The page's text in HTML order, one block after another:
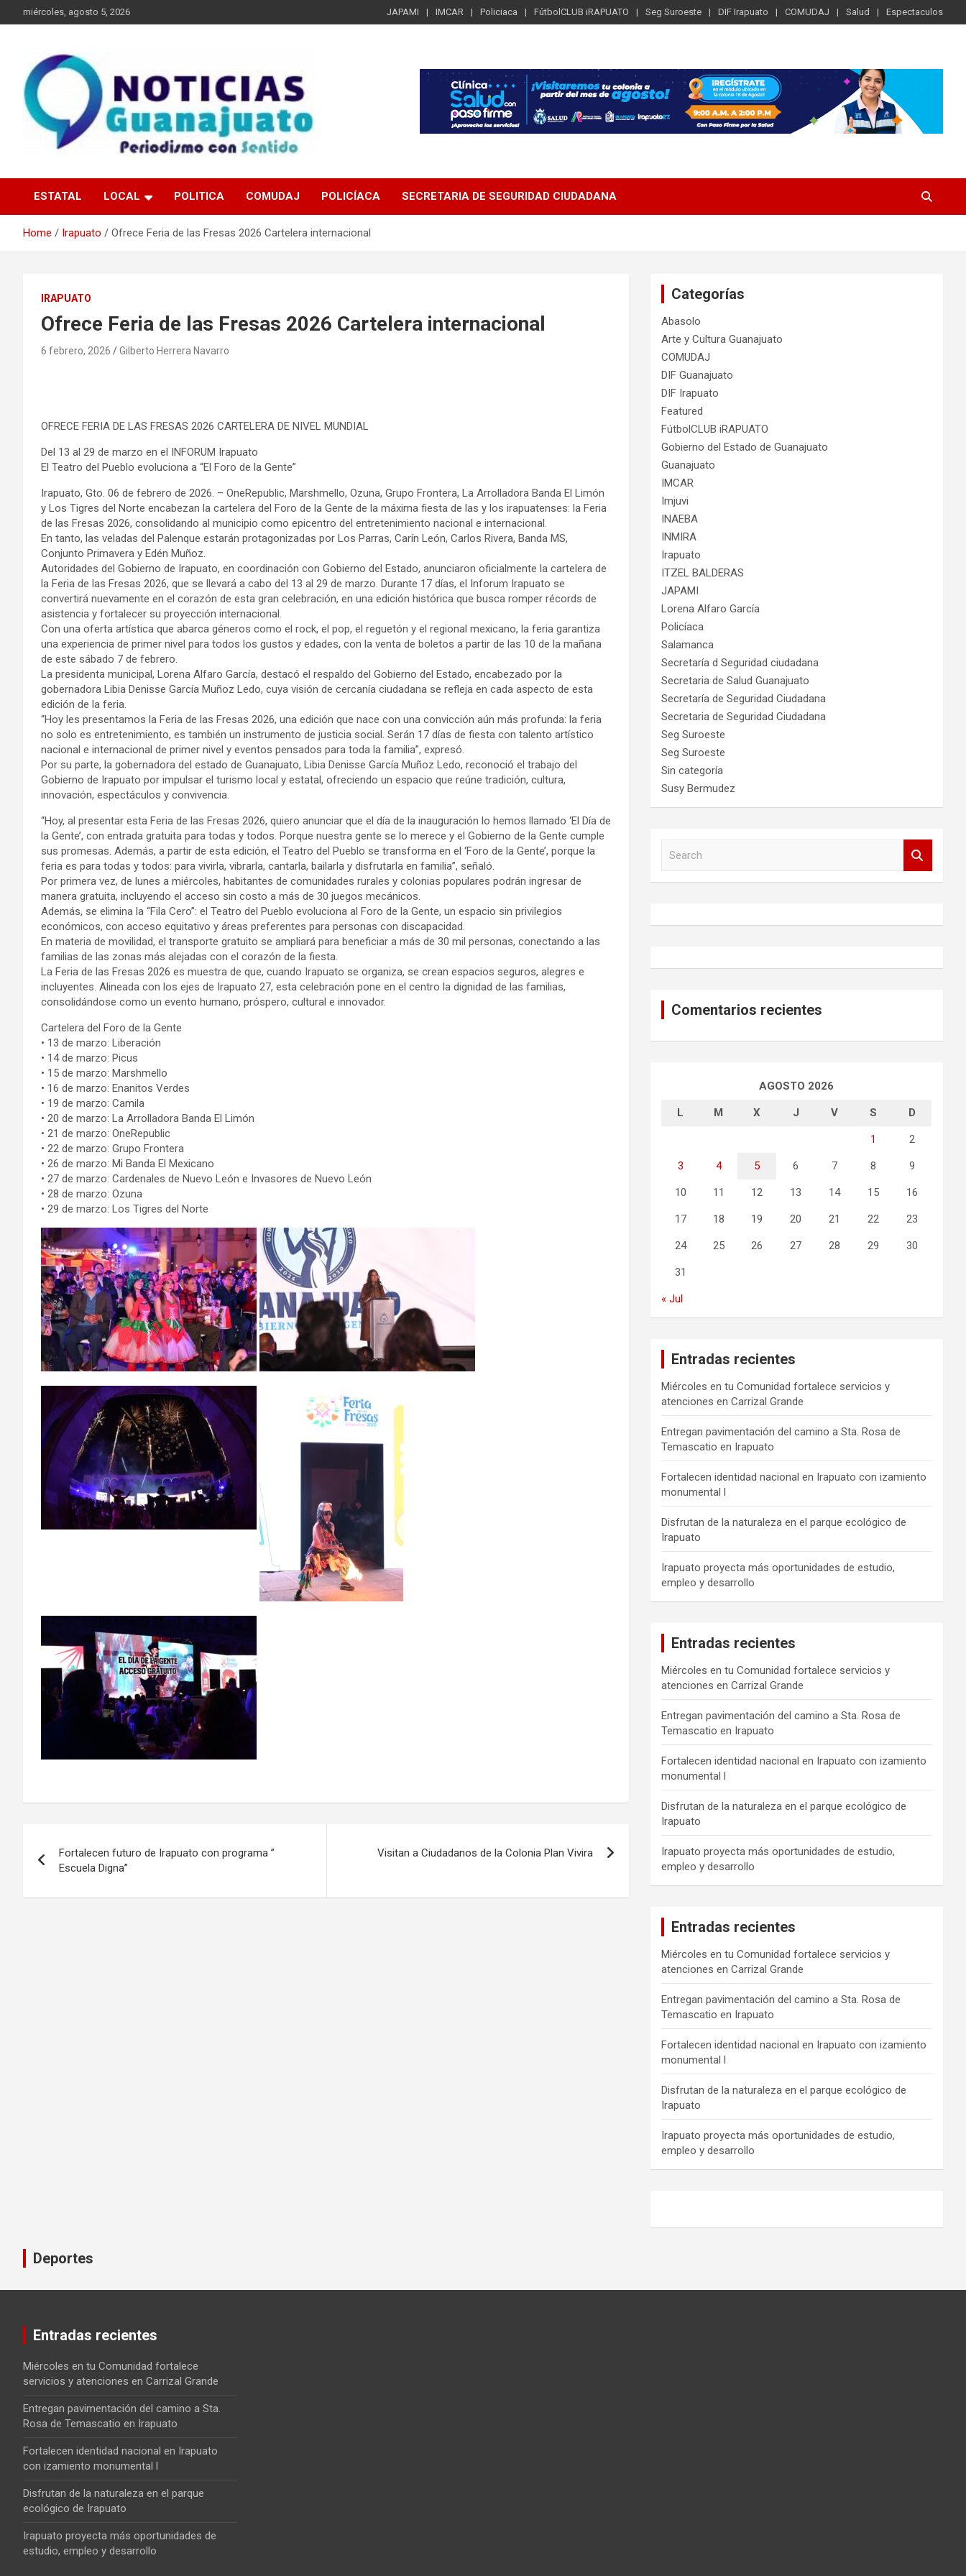
to
miércoles, agosto 5, 2026 JAPAMI IMCAR Policiaca FútbolCLUB iRAPUATO Seg Suroeste DIF Irapuato COMUDAJ Salud Espectaculos
Noticias Guanajuato
ESTATAL LOCAL POLITICA COMUDAJ POLICÍACA SECRETARIA DE SEGURIDAD CIUDADANA
Home Irapuato Ofrece Feria de las Fresas 2026 Cartelera internacional
IRAPUATO
Ofrece Feria de las Fresas 2026 Cartelera internacional
6 febrero, 2026 Gilberto Herrera Navarro
OFRECE FERIA DE LAS FRESAS 2026 CARTELERA DE NIVEL MUNDIAL
Del 13 al 29 de marzo en el INFORUM Irapuato
El Teatro del Pueblo evoluciona a “El Foro de la Gente”
Irapuato, Gto. 06 de febrero de 2026. – OneRepublic, Marshmello, Ozuna, Grupo Frontera, La Arrolladora Banda El Limón
y Los Tigres del Norte encabezan la cartelera del Foro de la Gente de la máxima fiesta de las y los irapuatenses: la Feria
de las Fresas 2026, consolidando al municipio como epicentro del entretenimiento nacional e internacional.
En tanto, las veladas del Palenque estarán protagonizadas por Los Parras, Carín León, Carlos Rivera, Banda MS,
Conjunto Primavera y Edén Muñoz.
Autoridades del Gobierno de Irapuato, en coordinación con Gobierno del Estado, anunciaron oficialmente la cartelera de
la Feria de las Fresas 2026, que se llevará a cabo del 13 al 29 de marzo. Durante 17 días, el Inforum Irapuato se
convertirá nuevamente en el corazón de esta gran celebración, en una edición histórica que busca romper récords de
asistencia y fortalecer su proyección internacional.
Con una oferta artística que abarca géneros como el rock, el pop, el reguetón y el regional mexicano, la feria garantiza
una experiencia de primer nivel para todos los gustos y edades, con la venta de boletos a partir de las 10 de la mañana
de este sábado 7 de febrero.
La presidenta municipal, Lorena Alfaro García, destacó el respaldo del Gobierno del Estado, encabezado por la
gobernadora Libia Denisse García Muñoz Ledo, cuya visión de cercanía ciudadana se refleja en cada aspecto de esta
edición de la feria.
“Hoy les presentamos la Feria de las Fresas 2026, una edición que nace con una convicción aún más profunda: la feria
no solo es entretenimiento, es también un instrumento de justicia social. Serán 17 días de fiesta con talento artístico
nacional e internacional de primer nivel y eventos pensados para toda la familia”, expresó.
Por su parte, la gobernadora del estado de Guanajuato, Libia Denisse García Muñoz Ledo, reconoció el trabajo del
Gobierno de Irapuato por impulsar el turismo local y estatal, ofreciendo un espacio que reúne tradición, cultura,
innovación, espectáculos y convivencia.
“Hoy, al presentar esta Feria de las Fresas 2026, quiero anunciar que el día de la inauguración lo hemos llamado ‘El Día de
la Gente’, con entrada gratuita para todas y todos. Porque nuestra gente se lo merece y el Gobierno de la Gente cumple
sus promesas. Además, a partir de esta edición, el Teatro del Pueblo se transforma en el ‘Foro de la Gente’, porque la
feria es para todas y todos: para vivirla, vibrarla, cantarla, bailarla y disfrutarla en familia”, señaló.
Por primera vez, de lunes a miércoles, habitantes de comunidades rurales y colonias populares podrán ingresar de
manera gratuita, incluyendo el acceso sin costo a más de 30 juegos mecánicos.
Además, se elimina la “Fila Cero”: el Teatro del Pueblo evoluciona al Foro de la Gente, un espacio sin privilegios
económicos, con acceso equitativo y áreas preferentes para personas con discapacidad.
En materia de movilidad, el transporte gratuito se ampliará para beneficiar a más de 30 mil personas, conectando a las
familias de las zonas más alejadas con el corazón de la fiesta.
La Feria de las Fresas 2026 es muestra de que, cuando Irapuato se organiza, se crean espacios seguros, alegres e
incluyentes. Alineada con los ejes de Irapuato 27, esta celebración pone en el centro la dignidad de las familias,
consolidándose como un evento humano, próspero, cultural e innovador.
Cartelera del Foro de la Gente
• 13 de marzo: Liberación
• 14 de marzo: Picus
• 15 de marzo: Marshmello
• 16 de marzo: Enanitos Verdes
• 19 de marzo: Camila
• 20 de marzo: La Arrolladora Banda El Limón
• 21 de marzo: OneRepublic
• 22 de marzo: Grupo Frontera
• 26 de marzo: Mi Banda El Mexicano
• 27 de marzo: Cardenales de Nuevo León e Invasores de Nuevo León
• 28 de marzo: Ozuna
• 29 de marzo: Los Tigres del Norte
de
entradas
Fortalecen futuro de Irapuato con programa ”
Escuela Digna”
Visitan a Ciudadanos de la Colonia Plan Vivira
Categorías
Abasolo
Arte y Cultura Guanajuato
COMUDAJ
DIF Guanajuato
DIF Irapuato
Featured
FútbolCLUB iRAPUATO
Gobierno del Estado de Guanajuato
Guanajuato
IMCAR
Imjuvi
INAEBA
INMIRA
Irapuato
ITZEL BALDERAS
JAPAMI
Lorena Alfaro García
Policíaca
Salamanca
Secretaría d Seguridad ciudadana
Secretaria de Salud Guanajuato
Secretaría de Seguridad Ciudadana
Secretaria de Seguridad Ciudadana
Seg Suroeste
Seg Suroeste
Sin categoría
Susy Bermudez
h
Comentarios recientes
AGOSTO 2026
L M X J V S D
1 2
3 4 5 6 7 8 9
10 11 12 13 14 15 16
17 18 19 20 21 22 23
24 25 26 27 28 29 30
31
« Jul
Entradas recientes
Miércoles en tu Comunidad fortalece servicios y
atenciones en Carrizal Grande
Entregan pavimentación del camino a Sta. Rosa de
Temascatio en Irapuato
Fortalecen identidad nacional en Irapuato con izamiento
monumental l
Disfrutan de la naturaleza en el parque ecológico de
Irapuato
Irapuato proyecta más oportunidades de estudio,
empleo y desarrollo
Entradas recientes
Miércoles en tu Comunidad fortalece servicios y
atenciones en Carrizal Grande
Entregan pavimentación del camino a Sta. Rosa de
Temascatio en Irapuato
Fortalecen identidad nacional en Irapuato con izamiento
monumental l
Disfrutan de la naturaleza en el parque ecológico de
Irapuato
Irapuato proyecta más oportunidades de estudio,
empleo y desarrollo
Entradas recientes
Miércoles en tu Comunidad fortalece servicios y
atenciones en Carrizal Grande
Entregan pavimentación del camino a Sta. Rosa de
Temascatio en Irapuato
Fortalecen identidad nacional en Irapuato con izamiento
monumental l
Disfrutan de la naturaleza en el parque ecológico de
Irapuato
Irapuato proyecta más oportunidades de estudio,
empleo y desarrollo
Deportes
Entradas recientes
Miércoles en tu Comunidad fortalece
servicios y atenciones en Carrizal Grande
Entregan pavimentación del camino a Sta.
Rosa de Temascatio en Irapuato
Fortalecen identidad nacional en Irapuato
con izamiento monumental l
Disfrutan de la naturaleza en el parque
ecológico de Irapuato
Irapuato proyecta más oportunidades de
estudio, empleo y desarrollo